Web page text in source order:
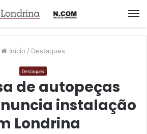
Início / Destaques
Destaques
de autopeças
instalação
Londrina